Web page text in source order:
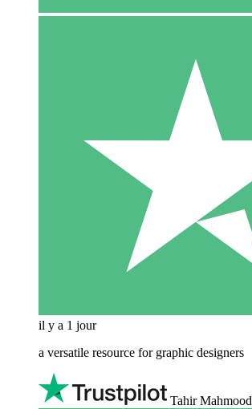
il y a 1 jour
a versatile resource for graphic designers
Tahir Mahmood